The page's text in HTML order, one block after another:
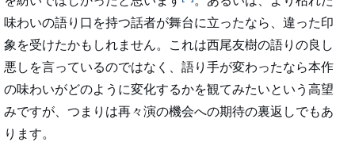
味わいの語り口を持つ話者が舞台に立ったなら、違った印
象を受けたかもしれません。これは西尾友樹の語りの良し
悪しを言っているのではなく、語り手が変わったなら本作
の味わいがどのように変化するかを観てみたいという高望
みですが、つまりは再々演の機会への期待の裏返しでもあ
ります。